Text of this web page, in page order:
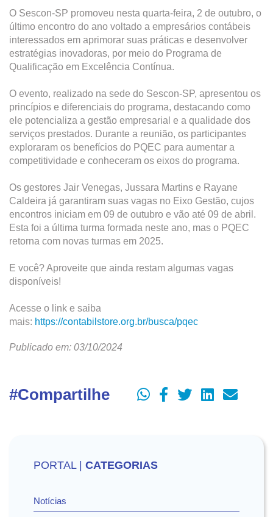
O Sescon-SP promoveu nesta quarta-feira, 2 de outubro, o
último encontro do ano voltado a empresários contábeis
interessados em aprimorar suas práticas e desenvolver
estratégias inovadoras, por meio do Programa de
Qualificação em Excelência Contínua.
O evento, realizado na sede do Sescon-SP, apresentou os
princípios e diferenciais do programa, destacando como
ele potencializa a gestão empresarial e a qualidade dos
serviços prestados. Durante a reunião, os participantes
exploraram os benefícios do PQEC para aumentar a
competitividade e conheceram os eixos do programa.
Os gestores Jair Venegas, Jussara Martins e Rayane
Caldeira já garantiram suas vagas no Eixo Gestão, cujos
encontros iniciam em 09 de outubro e vão até 09 de abril.
Esta foi a última turma formada neste ano, mas o PQEC
retorna com novas turmas em 2025.
E você? Aproveite que ainda restam algumas vagas
disponíveis!
Acesse o link e saiba
mais: https://contabilstore.org.br/busca/pqec
Publicado em: 03/10/2024
#Compartilhe
PORTAL | CATEGORIAS
Notícias